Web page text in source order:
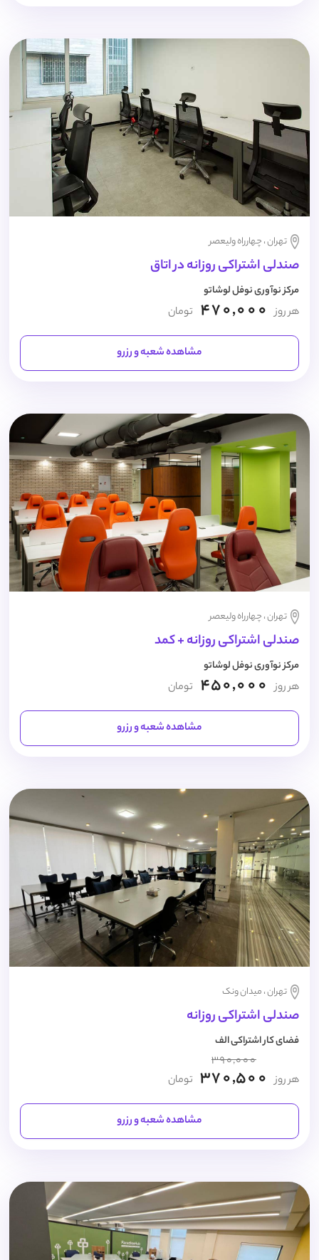
تهران ، چهارراه ولیعصر
صندلی اشتراکی روزانه در اتاق
مرکز نوآوری نوفل لوشاتو
هر روز 470,000 تومان
مشاهده شعبه و رزرو
تهران ، چهارراه ولیعصر
صندلی اشتراکی روزانه + کمد
مرکز نوآوری نوفل لوشاتو
هر روز 450,000 تومان
مشاهده شعبه و رزرو
تهران ، میدان ونک
صندلی اشتراکی روزانه
فضای کار اشتراکی الف
هر روز
390,000
370,500 تومان
مشاهده شعبه و رزرو